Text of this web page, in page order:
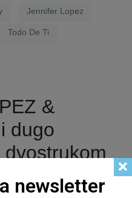
Jennifer Lopez
Todo De Ti
&
dugo
“LONELY”
newsletter